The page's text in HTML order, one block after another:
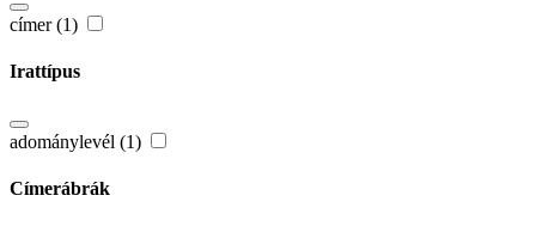
címer (1)
Irattípus
adománylevél (1)
Címerábrák